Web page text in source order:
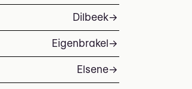
Dilbeek→
Eigenbrakel→
Elsene→